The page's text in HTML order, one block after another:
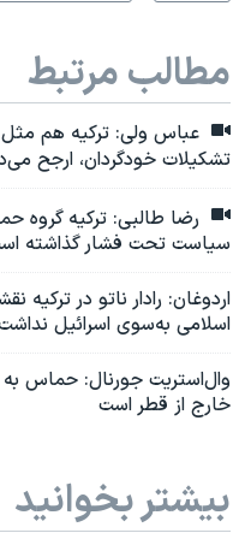
مطالب مرتبط
عباس ولی: ترکیه هم
تشکیلات خودگردان، ارجح
رضا طالبی: ترکیه گروه
سیاست تحت فشار گذاشته
اردوغان: رادار ناتو در
اسلامی به‌سوی اسرائیل
وال‌استریت جورنال: حماس به
خارج از قطر است
بیشتر بخوانید